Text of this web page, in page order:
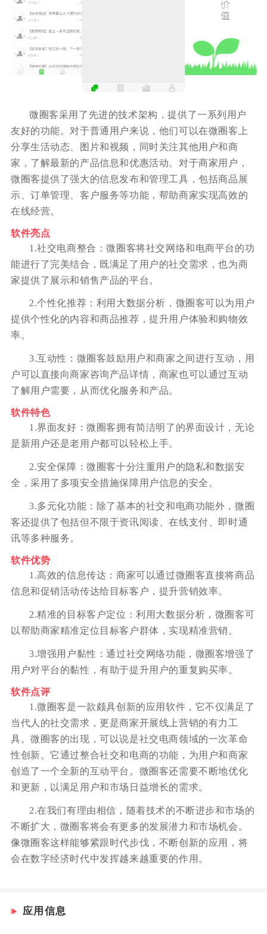
微圈客采用了先进的技术架构，提供了一系列用户
友好的功能。对于普通用户来说，他们可以在微圈客上
分享生活动态、图片和视频，同时关注其他用户和商
家，了解最新的产品信息和优惠活动。对于商家用户，
微圈客提供了强大的信息发布和管理工具，包括商品展
示、订单管理、客户服务等功能，帮助商家实现高效的
在线经营。
软件亮点
1.社交电商整合：微圈客将社交网络和电商平台的功
能进行了完美结合，既满足了用户的社交需求，也为商
家提供了展示和销售产品的平台。
2.个性化推荐：利用大数据分析，微圈客可以为用户
提供个性化的内容和商品推荐，提升用户体验和购物效
率。
3.互动性：微圈客鼓励用户和商家之间进行互动，用
户可以直接向商家咨询产品详情，商家也可以通过互动
了解用户需要，从而优化服务和产品。
软件特色
1.界面友好：微圈客拥有简洁明了的界面设计，无论
是新用户还是老用户都可以轻松上手。
2.安全保障：微圈客十分注重用户的隐私和数据安
全，采用了多项安全措施保障用户信息的安全。
3.多元化功能：除了基本的社交和电商功能外，微圈
客还提供了包括但不限于资讯阅读、在线支付、即时通
讯等多种服务。
软件优势
1.高效的信息传达：商家可以通过微圈客直接将商品
信息和促销活动传达给目标客户，提升营销效率。
2.精准的目标客户定位：利用大数据分析，微圈客可
以帮助商家精准定位目标客户群体，实现精准营销。
3.增强用户黏性：通过社交网络功能，微圈客增强了
用户对平台的黏性，有助于提升用户的重复购买率。
软件点评
1.微圈客是一款颇具创新的应用软件，它不仅满足了
当代人的社交需求，更是商家开展线上营销的有力工
具。微圈客的出现，可以说是社交电商领域的一次革命
性创新。它通过整合社交和电商的功能，为用户和商家
创造了一个全新的互动平台。微圈客还需要不断地优化
和更新，以满足用户和市场日益增长的需求。
2.在我们有理由相信，随着技术的不断进步和市场的
不断扩大，微圈客将会有更多的发展潜力和市场机会。
像微圈客这样能够紧跟时代步伐，不断创新的应用，将
会在数字经济时代中发挥越来越重要的作用。
应用信息